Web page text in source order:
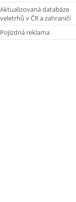
Aktualizovaná databáze
veletrhů v ČR a zahraničí
Pojízdná reklama